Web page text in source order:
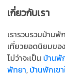
เกี่ยวกับเรา
เรารวบรวมบ้านพัก
เที่ยวยอดนิยมขอ
ไม่ว่าจะเป็น บ้านพั
พัทยา, บ้านพักเข